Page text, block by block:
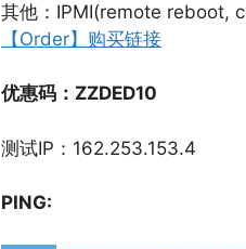
其他：IPMI(remote reboot,
【Order】购买链接
优惠码：ZZDED10
测试IP：162.253.153.4
PING: